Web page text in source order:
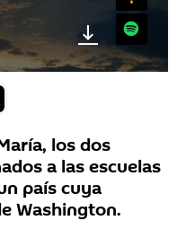
Spotify
los dos
a las escuelas
país cuya
Washington.